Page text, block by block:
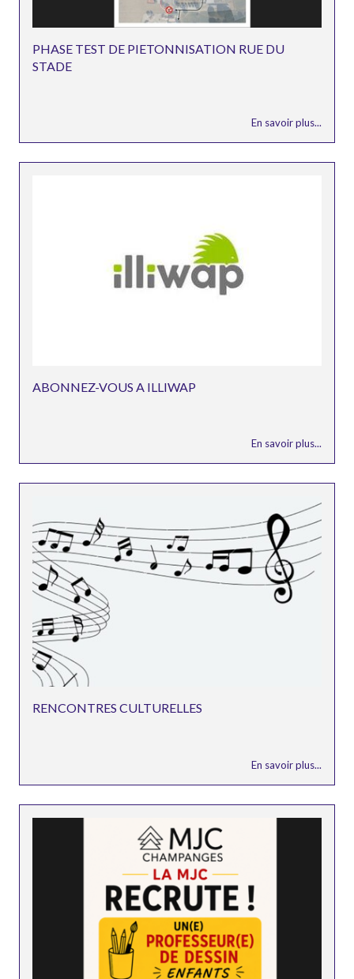
PHASE TEST DE PIETONNISATION RUE DU
STADE
En savoir plus...
ABONNEZ-VOUS A ILLIWAP
En savoir plus...
RENCONTRES CULTURELLES
En savoir plus...